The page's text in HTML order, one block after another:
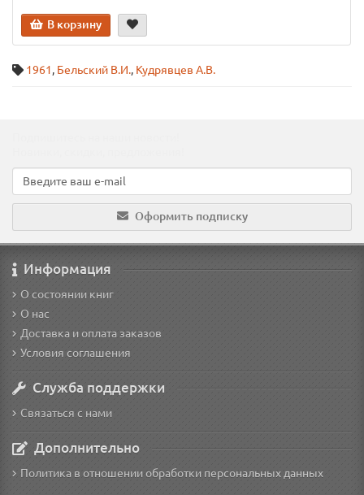
В корзину
1961, Бельский В.И., Кудрявцев А.В.
Оформить подписку
Информация
О состоянии книг
О нас
Доставка и оплата заказов
Условия соглашения
Служба поддержки
Связаться с нами
Дополнительно
Политика в отношении обработки персональных данных